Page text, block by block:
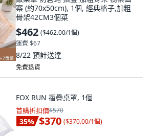
案 (約70x50cm), 1個, 經典格子,加粗
骨架42CM3個菜
$462 ($462.00/1個)
運費 $67
8/22 預計送達
免費退貨
FOX RUN 摺疊桌罩, 1個
首購折扣價$570
35% $370 ($370.00/1個)